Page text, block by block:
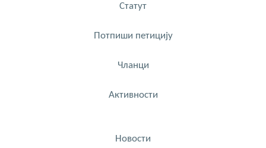
Статут
Потпиши петицију
Чланци
Активности
Новости